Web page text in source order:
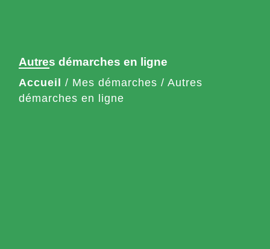
Autres démarches en ligne
Accueil / Mes démarches / Autres
démarches en ligne